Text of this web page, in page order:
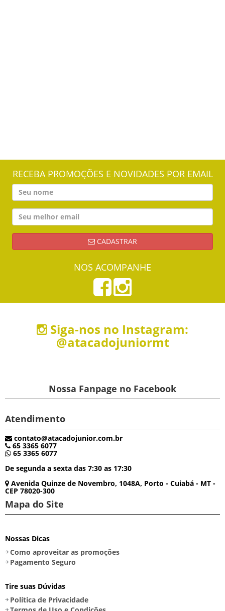
RECEBA PROMOÇÕES E NOVIDADES POR EMAIL
CADASTRAR
NOS ACOMPANHE
Siga-nos no Instagram:
@atacadojuniormt
Nossa Fanpage no Facebook
Atendimento
contato@atacadojunior.com.br
65 3365 6077
65 3365 6077
De segunda a sexta das 7:30 as 17:30
Avenida Quinze de Novembro, 1048A, Porto - Cuiabá - MT -
CEP 78020-300
Mapa do Site
Nossas Dicas
Como aproveitar as promoções
Pagamento Seguro
Tire suas Dúvidas
Política de Privacidade